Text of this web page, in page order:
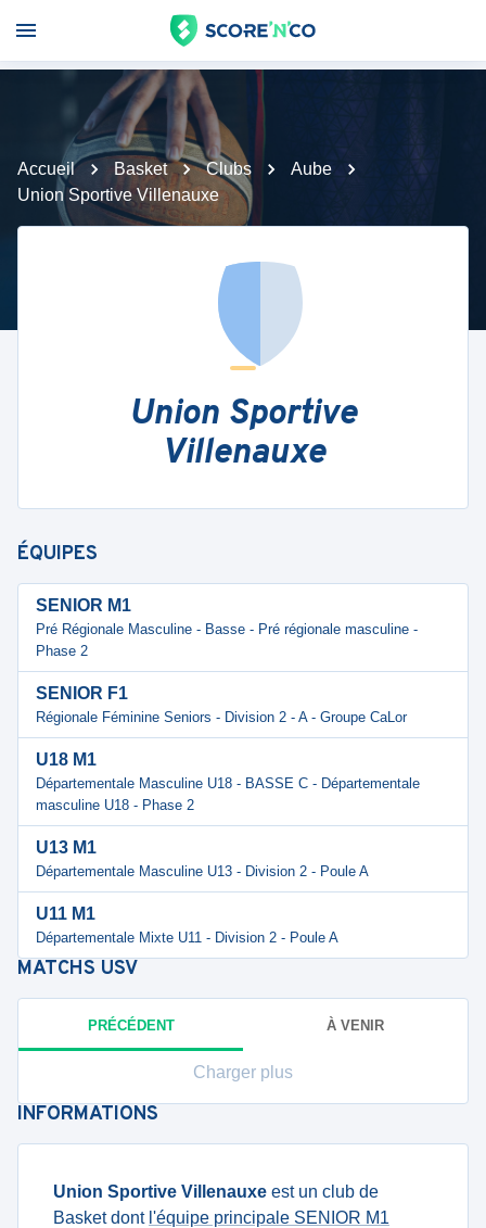
Accueil Basket Clubs
Aube
Union Sportive Villenauxe
Union Sportive
Villenauxe
ÉQUIPES
SENIOR M1
Pré Régionale Masculine - Basse - Pré régionale masculine -
Phase 2
SENIOR F1
Régionale Féminine Seniors - Division 2 - A - Groupe CaLor
U18 M1
Départementale Masculine U18 - BASSE C - Départementale
masculine U18 - Phase 2
U13 M1
Départementale Masculine U13 - Division 2 - Poule A
U11 M1
Départementale Mixte U11 - Division 2 - Poule A
MATCHS USV
PRÉCÉDENT À VENIR
Charger plus
INFORMATIONS
Union Sportive Villenauxe est un club de
Basket dont l'équipe principale SENIOR M1